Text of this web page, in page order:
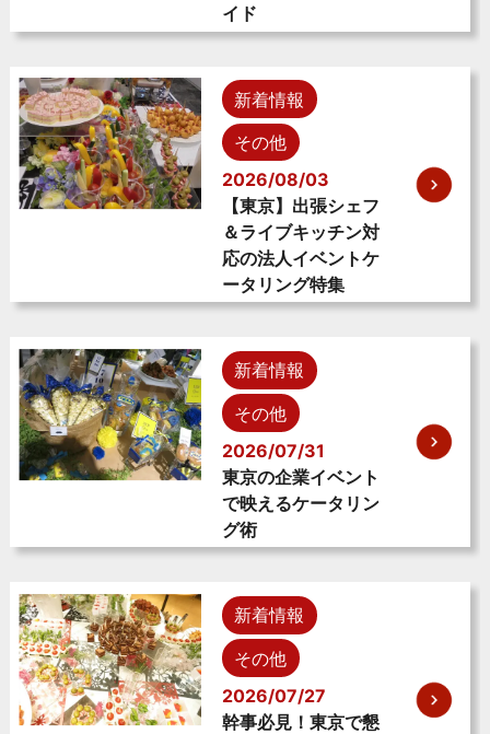
イド
新着情報
その他
2026/08/03
【東京】出張シェフ
＆ライブキッチン対
応の法人イベントケ
ータリング特集
新着情報
その他
2026/07/31
東京の企業イベント
で映えるケータリン
グ術
新着情報
その他
2026/07/27
幹事必見！東京で懇